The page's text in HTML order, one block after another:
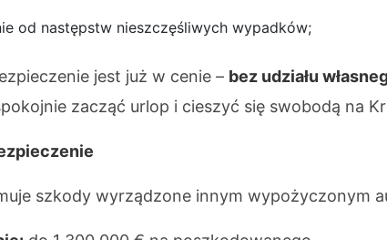
od następstw nieszczęśliwych wypadków;
jest już w cenie – bez udziału
zacząć urlop i cieszyć się swobodą na
szkody wyrządzone innym wypożyczonym